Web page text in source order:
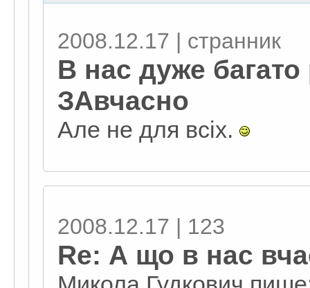
2008.12.17 | странник
В нас дуже багато
ЗАвчасно
Але не для всіх.
2008.12.17 | 123
Re: А що в нас